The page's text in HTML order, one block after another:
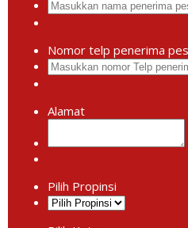
Nomor telp penerima
Alamat
Pilih Propinsi